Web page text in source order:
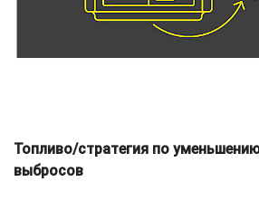
Топливо/стратегия по
выбросов